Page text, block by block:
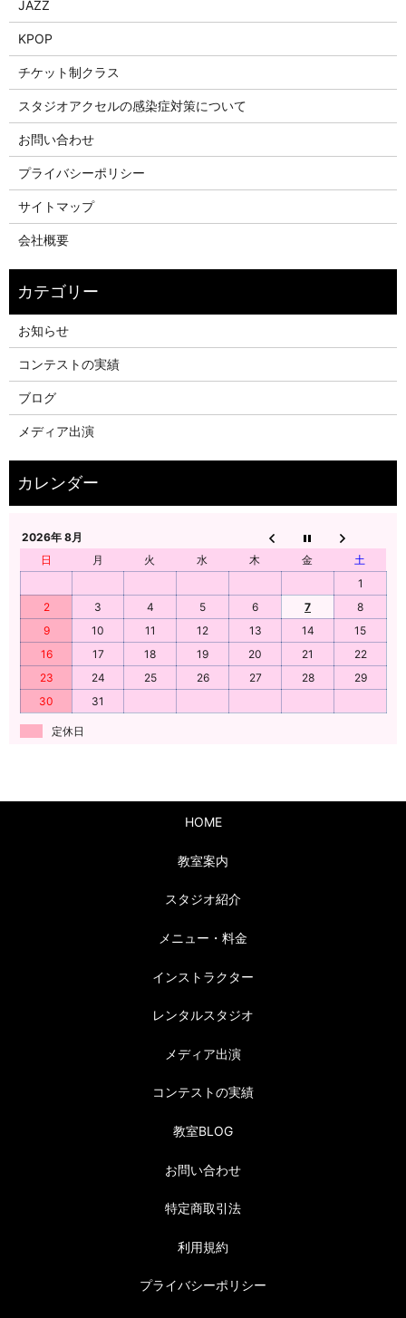
JAZZ
KPOP
チケット制クラス
スタジオアクセルの感染症対策について
お問い合わせ
プライバシーポリシー
サイトマップ
会社概要
お知らせ
コンテストの実績
ブログ
メディア出演
2026年 8月
日
月 火 水 木 金
土
1
2
3 4 5 6 7
8
9
10 11 12 13 14
15
16
17 18 19 20 21
22
23
24 25 26 27 28
29
30
31
定休日
HOME
教室案内
スタジオ紹介
メニュー・料金
インストラクター
レンタルスタジオ
メディア出演
コンテストの実績
教室BLOG
お問い合わせ
特定商取引法
利用規約
プライバシーポリシー